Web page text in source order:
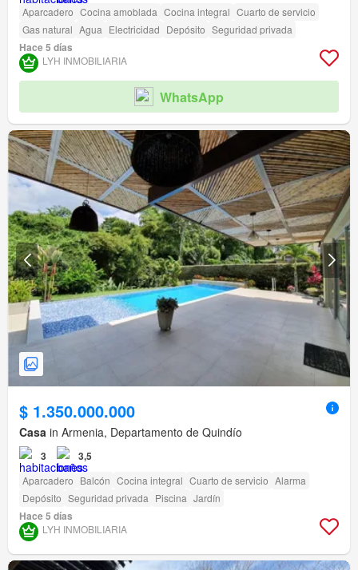
Aparcadero Cocina amoblada Cocina integral Cuarto de servicio
Gas natural Agua Electricidad Depósito Seguridad privada
Hace 5 días
LYH INMOBILIARIA
WhatsApp
$ 1.350.000.000
Casa in Armenia, Departamento de Quindío
3 3,5
Aparcadero Balcón Cocina integral Cuarto de servicio Alarma
Depósito Seguridad privada Piscina Jardín
Hace 5 días
LYH INMOBILIARIA